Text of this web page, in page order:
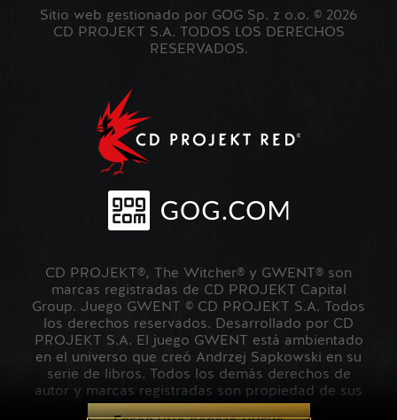
Sitio web gestionado por GOG Sp. z o.o. © 2026
CD PROJEKT S.A. TODOS LOS DERECHOS
RESERVADOS.
CD PROJEKT®, The Witcher® y GWENT® son
marcas registradas de CD PROJEKT Capital
Group. Juego GWENT © CD PROJEKT S.A. Todos
los derechos reservados. Desarrollado por CD
PROJEKT S.A. El juego GWENT está ambientado
en el universo que creó Andrzej Sapkowski en su
serie de libros. Todos los demás derechos de
autor y marcas registradas son propiedad de sus
respectivos propietarios.